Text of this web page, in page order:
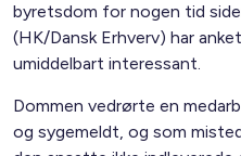
byretsdom for nogen tid
(HK/Dansk Erhverv) har
umiddelbart interessant.
Dommen vedrørte en
og sygemeldt, og som